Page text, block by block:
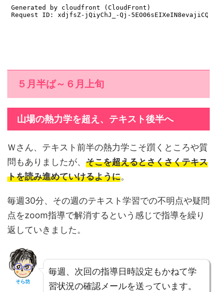
５月半ば～６月上旬
山場の熱力学を超え、テキスト後半へ
Ｗさん、テキスト前半の熱力学こそ躓くところや質
問もありましたが、 そこを超えるとさくさくテキス
トを読み進めていけるように。
毎週30分、その週のテキスト学習での不明点や疑問
点をzoom指導で解消するという感じで指導を繰り
返していきました。
そら坊
毎週、次回の指導日時設定もかねて学
習状況の確認メールを送っています。